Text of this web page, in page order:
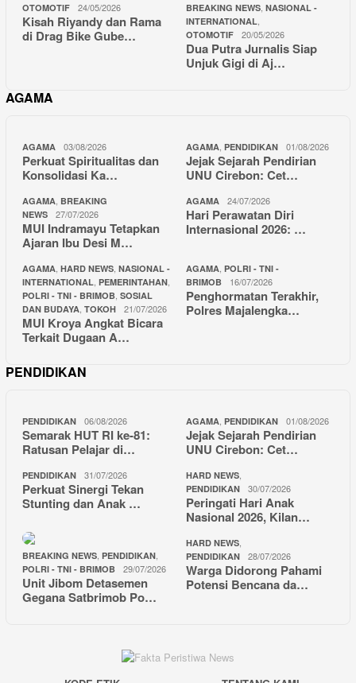
OTOMOTIF 24/05/2026
Kisah Riyandy dan Rama
di Drag Bike Gube…
BREAKING NEWS, NASIONAL -
INTERNATIONAL,
OTOMOTIF 20/05/2026
Dua Putra Jurnalis Siap
Unjuk Gigi di Aj…
AGAMA
AGAMA 03/08/2026
Perkuat Spiritualitas dan
Konsolidasi Ka…
AGAMA, PENDIDIKAN 01/08/2026
Jejak Sejarah Pendirian
UNU Cirebon: Cet…
AGAMA, BREAKING
NEWS
27/07/2026
MUI Indramayu Tetapkan
Ajaran Ibu Desi M…
AGAMA 24/07/2026
Hari Perawatan Diri
Internasional 2026: …
AGAMA, HARD NEWS, NASIONAL -
INTERNATIONAL, PEMERINTAHAN,
POLRI - TNI - BRIMOB, SOSIAL
DAN BUDAYA, TOKOH 21/07/2026
MUI Kroya Angkat Bicara
Terkait Dugaan A…
AGAMA, POLRI - TNI -
BRIMOB
16/07/2026
Penghormatan Terakhir,
Polres Majalengka…
PENDIDIKAN
PENDIDIKAN 06/08/2026
Semarak HUT RI ke-81:
Ratusan Pelajar di…
AGAMA, PENDIDIKAN 01/08/2026
Jejak Sejarah Pendirian
UNU Cirebon: Cet…
PENDIDIKAN 31/07/2026
Perkuat Sinergi Tekan
Stunting dan Anak …
HARD NEWS,
PENDIDIKAN 30/07/2026
Peringati Hari Anak
Nasional 2026, Kilan…
BREAKING NEWS, PENDIDIKAN,
POLRI - TNI - BRIMOB 29/07/2026
Unit Jibom Detasemen
Gegana Satbrimob Po…
HARD NEWS,
PENDIDIKAN 28/07/2026
Warga Didorong Pahami
Potensi Bencana da…